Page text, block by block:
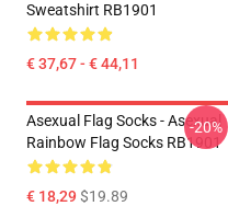
Sweatshirt RB1901
€ 37,67 - € 44,11
Asexual Flag Socks - Asexual
Rainbow Flag Socks RB1901
€ 18,29$19.89
-20%